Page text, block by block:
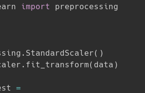
import
. StandardScaler( )
. fit_transform( data )
=